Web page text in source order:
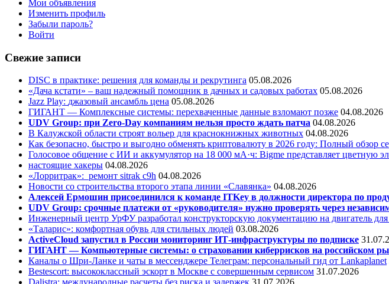
Мои объявления
Изменить профиль
Забыли пароль?
Войти
Свежие записи
DISC в практике: решения для команды и рекрутинга 05.08.2026
«Дача кстати» – ваш надежный помощник в дачных и садовых работах 05.08.2026
Jazz Play: джазовый ансамбль цена 05.08.2026
ГИГАНТ — Комплексные системы: перехваченные данные взломают позже 04.08.2026
UDV Group: при Zero-Day компаниям нельзя просто ждать патча 04.08.2026
В Калужской области строят вольер для краснокнижных животных 04.08.2026
Как безопасно, быстро и выгодно обменять криптовалюту в 2026 году: Полный обзор
Голосовое общение с ИИ и аккумулятор на 18 000 мА·ч: Bigme представляет цветную
настоящие хакеры 04.08.2026
«Лорритрак»: ремонт sitrak c9h 04.08.2026
Новости со строительства второго этапа линии «Славянка» 04.08.2026
Алексей Ермошин присоединился к команде ITKey в должности директора по
UDV Group: срочные платежи от «руководителя» нужно проверять через
Инженерный центр УрФУ разработал конструкторскую документацию на двигатель
«Таларис»: комфортная обувь для стильных людей 03.08.2026
ActiveCloud запустил в России мониторинг ИТ-инфраструктуры по подписке
ГИГАНТ — Компьютерные системы: о страховании киберрисков на российском
Каналы о Шри-Ланке и чаты в мессенджере Телеграм: персональный гид от Lankaplanet
Bestescort: высококлассный эскорт в Москве с совершенным сервисом 31.07.2026